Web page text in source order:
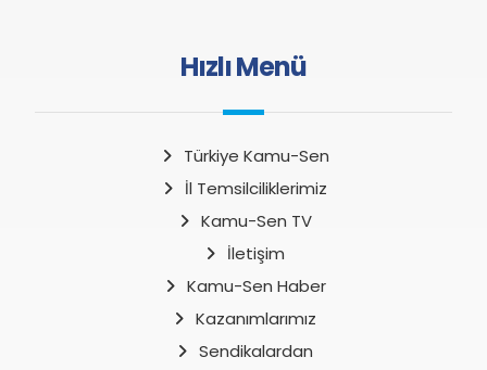
Hızlı Menü
Türkiye Kamu-Sen
İl Temsilciliklerimiz
Kamu-Sen TV
İletişim
Kamu-Sen Haber
Kazanımlarımız
Sendikalardan